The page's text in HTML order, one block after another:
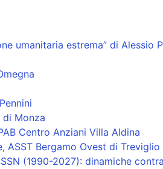
umanitaria estrema” di Alessio
di Monza
Centro Anziani Villa Aldina
ASST Bergamo Ovest di Treviglio
(1990-2027): dinamiche